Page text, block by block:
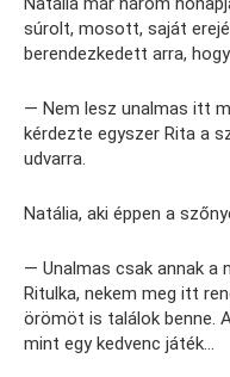
súrolt, mosott, saját
berendezkedett arra,
— Nem lesz unalmas itt
kérdezte egyszer Rita a
udvarra.
Natália, aki éppen a
— Unalmas csak annak a
Ritulka, nekem meg itt
örömöt is találok benne.
mint egy kedvenc játék…